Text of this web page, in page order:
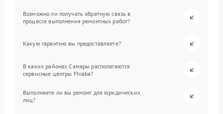
Возможно ли получать обратную связь в
процессе выполнения ремонтных работ?
Какую гарантию вы предоставляете?
В каких районах Самары располагаются
сервисные центры Fhiaba?
Выполняете ли вы ремонт для юридических
лиц?